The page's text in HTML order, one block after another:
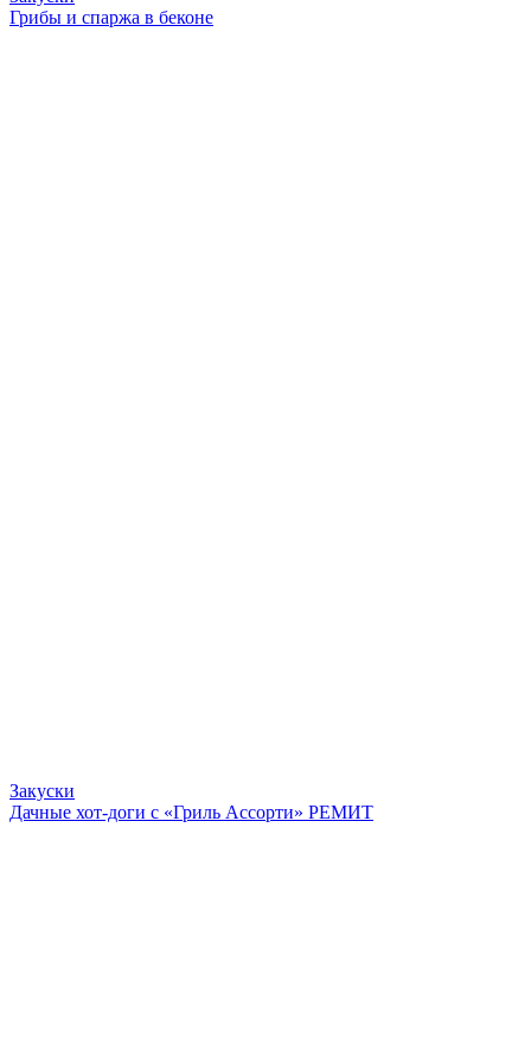
Грибы и спаржа в беконе
Закуски
Дачные хот-доги с «Гриль Ассорти» РЕМИТ